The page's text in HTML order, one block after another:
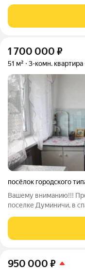
которых 30.8 кв. м
кухню. Помещение
1 700 000 ₽
51 м² 3-комн. квартира
посёлок городского
Вашему вниманию!!!
поселке Думиничи, в
продуктовые и
транспортное
950 000 ₽